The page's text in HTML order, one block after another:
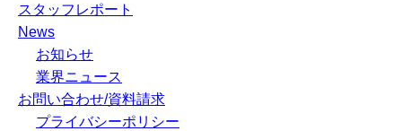
スタッフレポート
News
お知らせ
業界ニュース
お問い合わせ/資料請求
プライバシーポリシー